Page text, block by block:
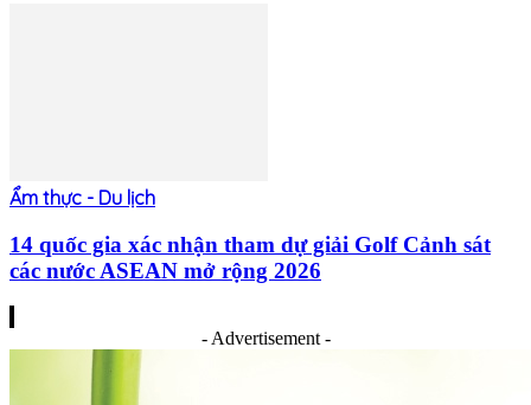
Ẩm thực - Du lịch
14 quốc gia xác nhận tham dự giải Golf Cảnh sát
các nước ASEAN mở rộng 2026
- Advertisement -